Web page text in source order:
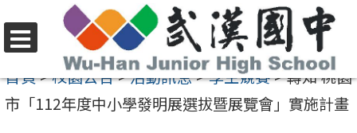
至
要
選
單
首頁>校園公告>活動訊息>學生競賽>轉知 桃園
市「112年度中小學發明展選拔暨展覽會」實施計畫